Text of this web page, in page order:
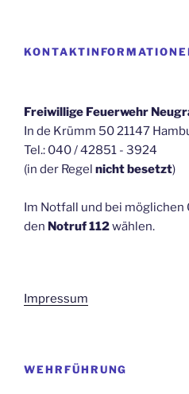
Freiwillige Feuerwehr
In de Krümm 50 21147
Tel.: 040 / 42851 - 3924
(in der Regel nicht besetzt)
Im Notfall und bei
den Notruf 112wählen.
Impressum
WEHRFÜHRUNG